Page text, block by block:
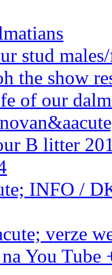
stud
the show
of our
B litter
INFO /
verze
You Tube